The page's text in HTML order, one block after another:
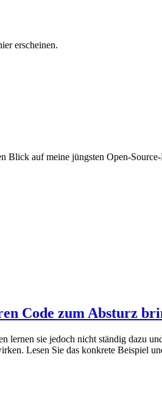
erscheinen.
auf meine jüngsten Open-
Code zum Absturz
sie jedoch nicht ständig dazu
Lesen Sie das konkrete Beispiel